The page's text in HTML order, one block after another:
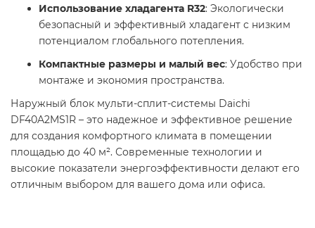
Использование хладагента R32: Экологически
безопасный и эффективный хладагент с низким
потенциалом глобального потепления. ​
Компактные размеры и малый вес: Удобство при
монтаже и экономия пространства. ​
Наружный блок мульти-сплит-системы Daichi
DF40A2MS1R – это надежное и эффективное решение
для создания комфортного климата в помещении
площадью до 40 м². Современные технологии и
высокие показатели энергоэффективности делают его
отличным выбором для вашего дома или офиса. ​